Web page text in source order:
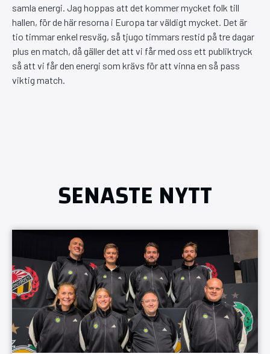
samla energi. Jag hoppas att det kommer mycket folk till
hallen, för de här resorna i Europa tar väldigt mycket. Det är
tio timmar enkel resväg, så tjugo timmars restid på tre dagar
plus en match, då gäller det att vi får med oss ett publiktryck
så att vi får den energi som krävs för att vinna en så pass
viktig match.
SENASTE NYTT